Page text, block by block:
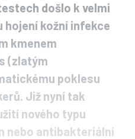
došlo k velmi
hojení kožní infekce
kmenem
(zlatým
poklesu
Již nyní tak
nového typu
nebo antibakteriální